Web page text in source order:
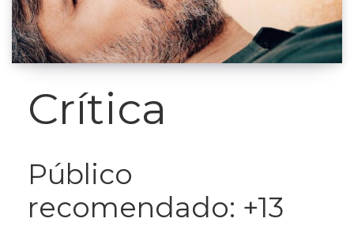
Crítica
Público
recomendado: +13